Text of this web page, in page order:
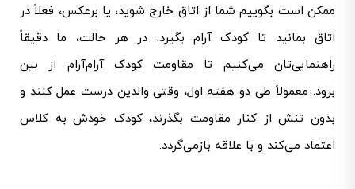
ممکن است بگوییم شما از اتاق خارج شوید، یا برعکس، فعلاً در
اتاق بمانید تا کودک آرام بگیرد. در هر حالت، ما دقیقاً
راهنمایی‌تان می‌کنیم تا مقاومت کودک آرام‌آرام از بین
برود. معمولاً طی دو هفته اول، وقتی والدین درست عمل کنند و
بدون تنش از کنار مقاومت بگذرند، کودک خودش به کلاس
اعتماد می‌کند و با علاقه بازمی‌گردد.